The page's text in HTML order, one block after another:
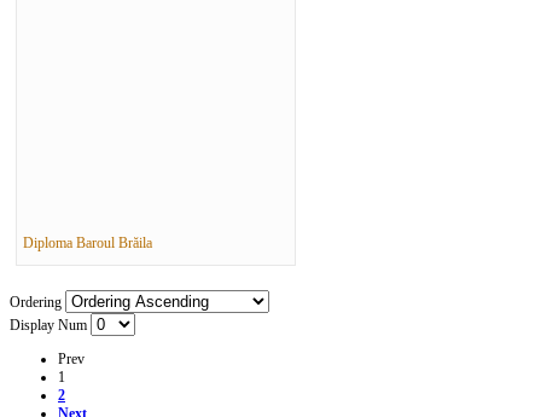
Diploma Baroul Brăila
Ordering
Display Num
Prev
1
2
Next